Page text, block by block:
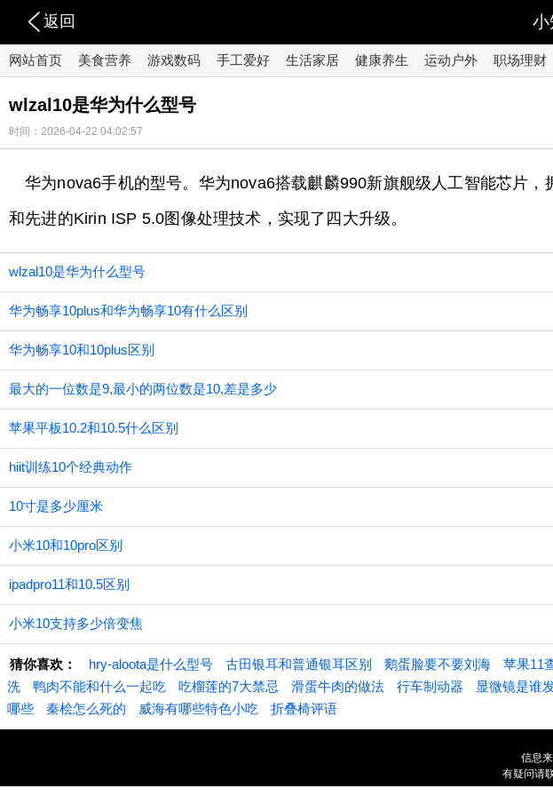
返回 小
网站首页 美食营养 游戏数码 手工爱好 生活家居 健康养生 运动户外 职场理财
wlzal10是华为什么型号
时间：2026-04-22 04:02:57
华为nova6手机的型号。华为nova6搭载麒麟990新旗舰级人工智能芯片
和先进的Kirin ISP 5.0图像处理技术，实现了四大升级。
wlzal10是华为什么型号
华为畅享10plus和华为畅享10有什么区别
华为畅享10和10plus区别
最大的一位数是9,最小的两位数是10,差是多少
苹果平板10.2和10.5什么区别
hiit训练10个经典动作
10寸是多少厘米
小米10和10pro区别
ipadpro11和10.5区别
小米10支持多少倍变焦
猜你喜欢： hry-aloota是什么型号 古田银耳和普通银耳区别 鹅蛋脸要不要刘海 苹果11
洗
鸭肉不能和什么一起吃 吃榴莲的7大禁忌 滑蛋牛肉的做法 行车制动器 显微镜是谁
哪些
秦桧怎么死的 威海有哪些特色小吃 折叠椅评语
信息
有疑问请